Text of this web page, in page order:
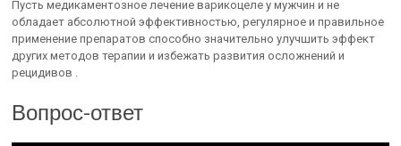
Пусть медикаментозное лечение варикоцеле у мужчин и не
обладает абсолютной эффективностью, регулярное и правильное
применение препаратов способно значительно улучшить эффект
других методов терапии и избежать развития осложнений и
рецидивов .
Вопрос-ответ